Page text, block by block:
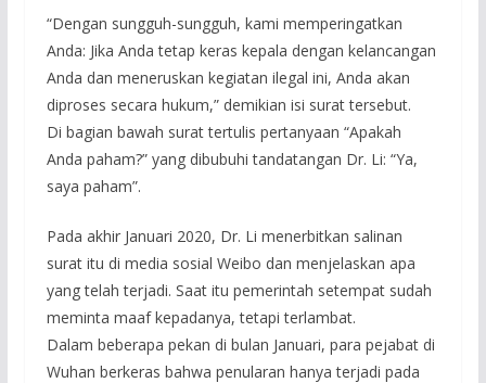
“Dengan sungguh-sungguh, kami memperingatkan
Anda: Jika Anda tetap keras kepala dengan kelancangan
Anda dan meneruskan kegiatan ilegal ini, Anda akan
diproses secara hukum,” demikian isi surat tersebut.
Di bagian bawah surat tertulis pertanyaan “Apakah
Anda paham?” yang dibubuhi tandatangan Dr. Li: “Ya,
saya paham”.
Pada akhir Januari 2020, Dr. Li menerbitkan salinan
surat itu di media sosial Weibo dan menjelaskan apa
yang telah terjadi. Saat itu pemerintah setempat sudah
meminta maaf kepadanya, tetapi terlambat.
Dalam beberapa pekan di bulan Januari, para pejabat di
Wuhan berkeras bahwa penularan hanya terjadi pada